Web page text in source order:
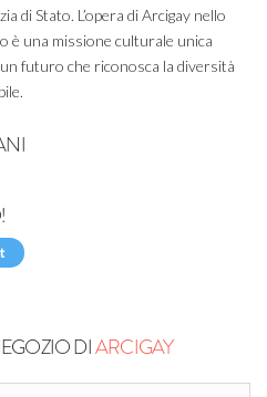
di Stato. L’opera di Arcigay nello
è una missione culturale unica
futuro che riconosca la diversità
DIARCIGAY